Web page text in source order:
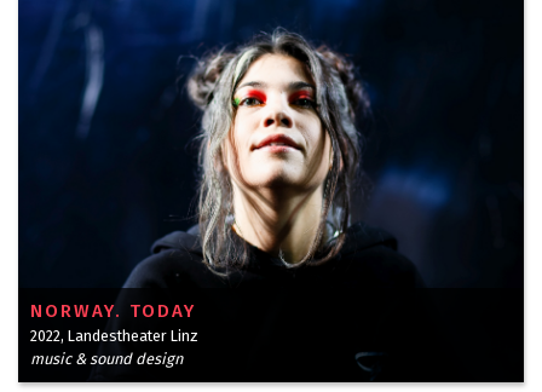
NORWAY. TODAY
2022, Landestheater Linz
music & sound design